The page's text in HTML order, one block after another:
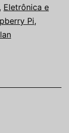
, Eletrônica e
Pi,